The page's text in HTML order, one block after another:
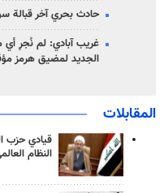
حادث بحري آخر قبالة
غريب آبادي: لم نُجرِ أي
الجديد لمضيق هرمز
المقابلات
قيادي حزب
النظام